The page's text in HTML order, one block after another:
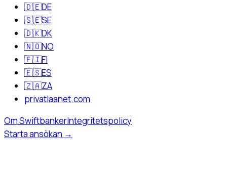
🇩🇪DE
🇸🇪SE
🇩🇰DK
🇳🇴NO
🇫🇮FI
🇪🇸ES
🇿🇦ZA
privatlaanet.com
Om SwiftbankerIntegritetspolicy
Starta ansökan →